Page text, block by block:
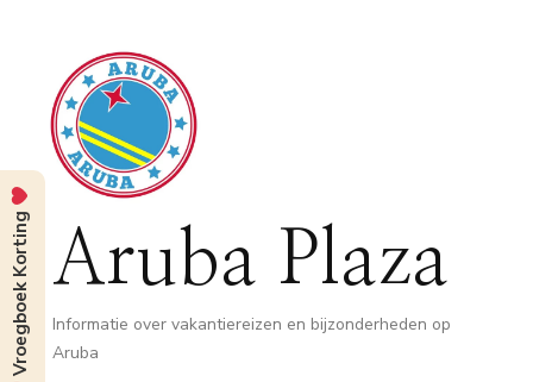
Aruba Plaza
Informatie over vakantiereizen en bijzonderheden op
Aruba
Vroegboek Korting